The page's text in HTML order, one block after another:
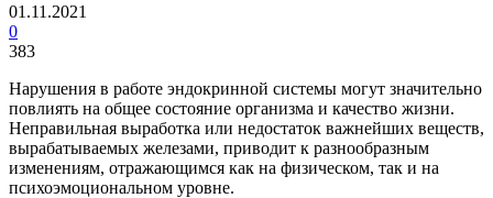
01.11.2021
0
383
Нарушения в работе эндокринной системы могут значительно
повлиять на общее состояние организма и качество жизни.
Неправильная выработка или недостаток важнейших веществ,
вырабатываемых железами, приводит к разнообразным
изменениям, отражающимся как на физическом, так и на
психоэмоциональном уровне.